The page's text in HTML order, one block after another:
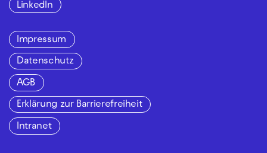
LinkedIn
Impressum
Datenschutz
AGB
Erklärung zur Barrierefreiheit
Intranet